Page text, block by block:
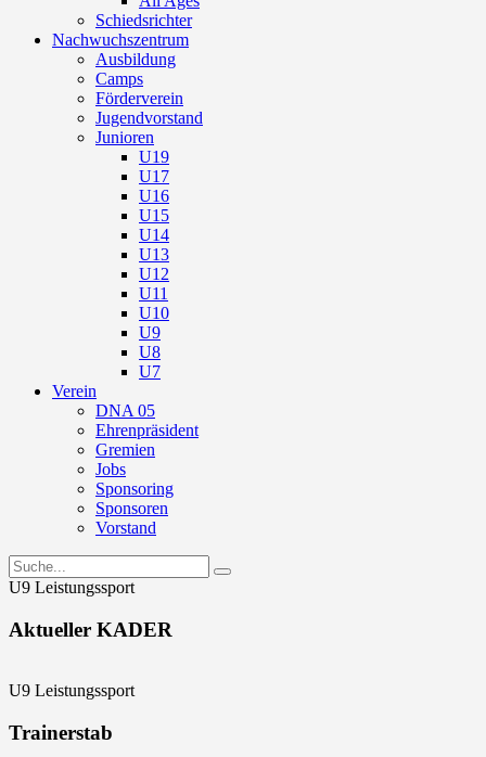
Schiedsrichter
Nachwuchszentrum
Ausbildung
Camps
Förderverein
Jugendvorstand
Junioren
U19
U17
U16
U15
U14
U13
U12
U11
U10
U9
U8
U7
Verein
DNA 05
Ehrenpräsident
Gremien
Jobs
Sponsoring
Sponsoren
Vorstand
U9 Leistungssport
Aktueller KADER
U9 Leistungssport
Trainerstab